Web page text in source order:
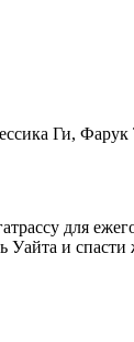
Ги, Фарук
для
и спасти